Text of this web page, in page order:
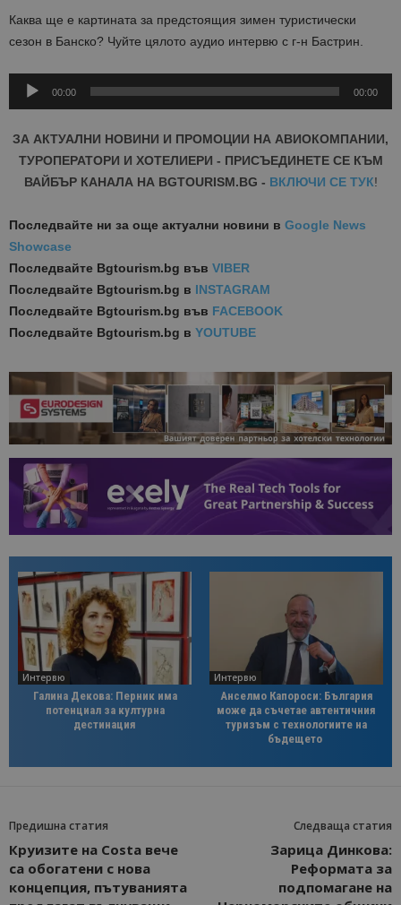
Каква ще е картината за предстоящия зимен туристически
сезон в Банско? Чуйте цялото аудио интервю с г-н Бастрин.
Audio
00:00 00:00
ЗА АКТУАЛНИ НОВИНИ И ПРОМОЦИИ НА АВИОКОМПАНИИ,
ТУРОПЕРАТОРИ И ХОТЕЛИЕРИ - ПРИСЪЕДИНЕТЕ СЕ КЪМ
ВАЙБЪР КАНАЛА НА BGTOURISM.BG - ВКЛЮЧИ СЕ ТУК!
Последвайте ни за още актуални новини в Google News
Showcase
Последвайте Bgtourism.bg във VIBER
Последвайте Bgtourism.bg в INSTAGRAM
Последвайте Bgtourism.bg във FACEBOOK
Последвайте Bgtourism.bg в YOUTUBE
Интервю
Галина Декова: Перник има
потенциал за културна
дестинация
Интервю
Анселмо Капороси: България
може да съчетае автентичния
туризъм с технологиите на
бъдещето
Предишна статия
Круизите на Costa вече
са обогатени с нова
концепция, пътуванията
Следваща статия
Зарица Динкова:
Реформата за
подпомагане на